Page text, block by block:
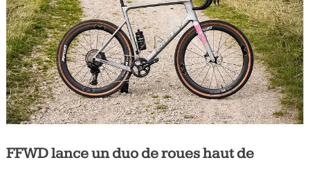
Tous
les
jours,
votre
actualité
vélo
et
triathlon
FFWD lance un duo de roues haut de